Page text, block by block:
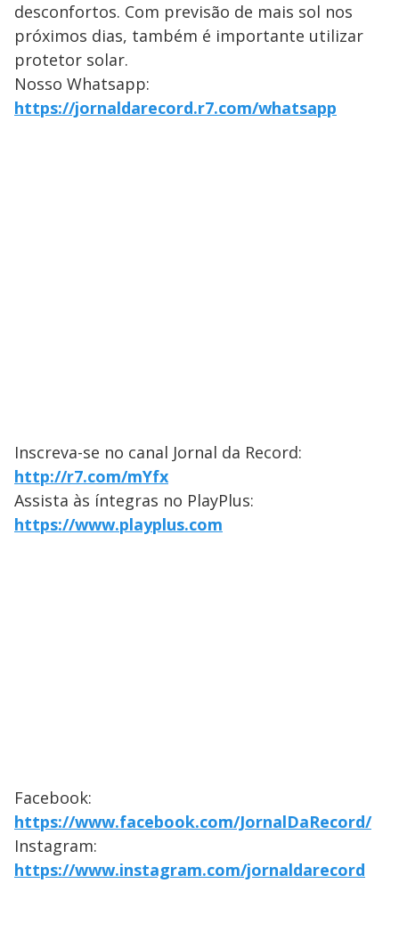
desconfortos. Com previsão de mais sol nos
próximos dias, também é importante utilizar
protetor solar.
Nosso Whatsapp:
https://jornaldarecord.r7.com/whatsapp
Inscreva-se no canal Jornal da Record:
http://r7.com/mYfx
Assista às íntegras no PlayPlus:
https://www.playplus.com
Facebook:
https://www.facebook.com/JornalDaRecord/
Instagram:
https://www.instagram.com/jornaldarecord